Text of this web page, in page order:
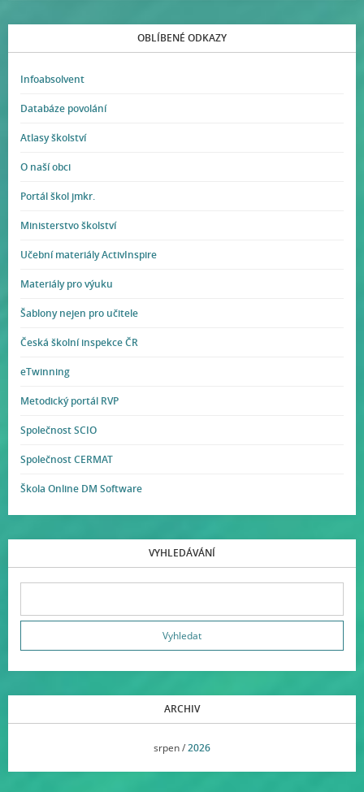
OBLÍBENÉ ODKAZY
Infoabsolvent
Databáze povolání
Atlasy školství
O naší obci
Portál škol jmkr.
Ministerstvo školství
Učební materiály ActivInspire
Materiály pro výuku
Šablony nejen pro učitele
Česká školní inspekce ČR
eTwinning
Metodický portál RVP
Společnost SCIO
Společnost CERMAT
Škola Online DM Software
VYHLEDÁVÁNÍ
ARCHIV
srpen /2026